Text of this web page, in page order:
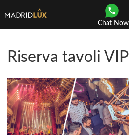
Chat Now
Riserva tavoli VIP